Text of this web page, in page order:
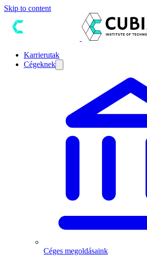
Skip to content
Karrierutak
Cégeknek
Céges megoldásaink